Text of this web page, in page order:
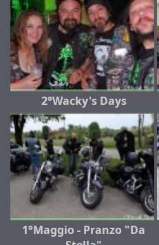
2°Wacky's Days
1°Maggio - Pranzo "Da